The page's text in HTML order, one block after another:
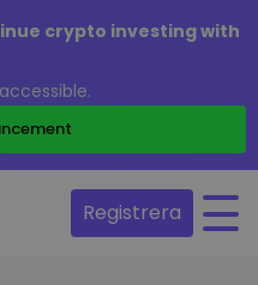
crypto investing with
Registrera